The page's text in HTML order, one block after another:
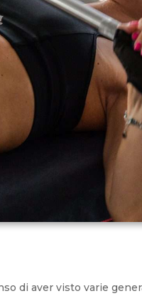
di aver visto varie